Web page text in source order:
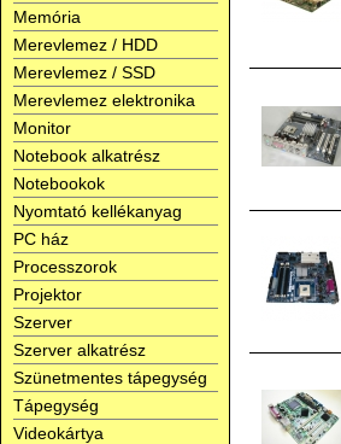
Memória
Merevlemez / HDD
Merevlemez / SSD
Merevlemez elektronika
Monitor
Notebook alkatrész
Notebookok
Nyomtató kellékanyag
PC ház
Processzorok
Projektor
Szerver
Szerver alkatrész
Szünetmentes tápegység
Tápegység
Videokártya